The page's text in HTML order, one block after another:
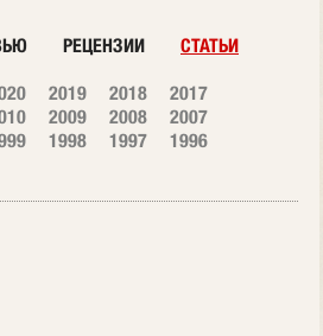
РЕЦЕНЗИИ СТАТЬИ
2019 2018
2017
2009 2008
2007
1998 1997
1996